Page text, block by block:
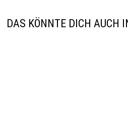
DAS KÖNNTE DICH AUCH